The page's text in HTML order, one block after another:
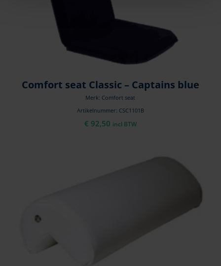
Comfort seat Classic – Captains blue
Merk: Comfort seat
Artikelnummer: CSC1101B
€ 92,50 incl BTW